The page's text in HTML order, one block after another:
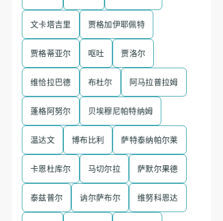
文卡塔吉里 贾格加伊耶佩特
贾格蒂亚尔 呕吐 贾洛尔
维恰拉巴德 布杜尔 阿马拉普拉姆
蓬格阿努尔 贝埃穆尼帕特纳姆
温达文 博布比利 萨特泰纳帕尔莱
卡恩杜库尔 马切尔拉 萨默尔果德
泰兹普尔 讷尔萨布尔 维努科恩达